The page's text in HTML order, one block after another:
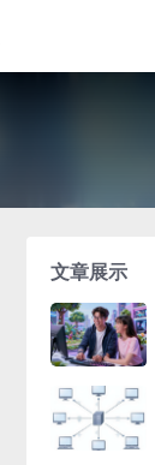
文章展示